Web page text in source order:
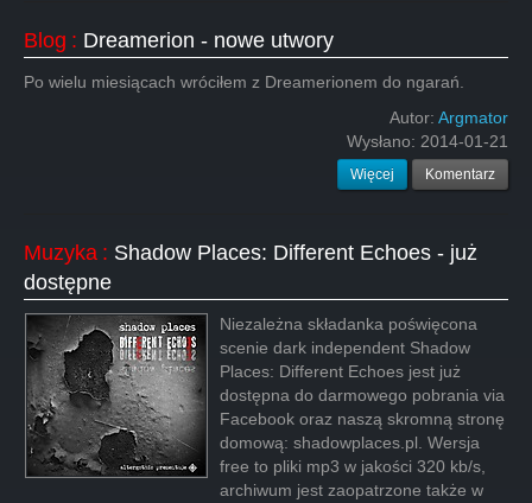
Blog : Dreamerion - nowe utwory
Po wielu miesiącach wróciłem z Dreamerionem do ngarań.
Autor: Argmator
Wysłano: 2014-01-21
Więcej Komentarz
Muzyka : Shadow Places: Different Echoes - już
dostępne
Niezależna składanka poświęcona
scenie dark independent Shadow
Places: Different Echoes jest już
dostępna do darmowego pobrania via
Facebook oraz naszą skromną stronę
domową: shadowplaces.pl. Wersja
free to pliki mp3 w jakości 320 kb/s,
archiwum jest zaopatrzone także w